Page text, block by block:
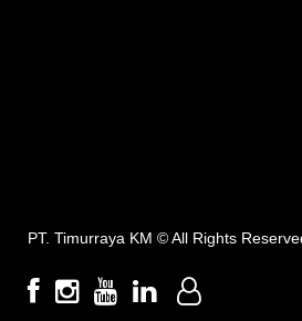
PT. Timurraya KM ©All Rights